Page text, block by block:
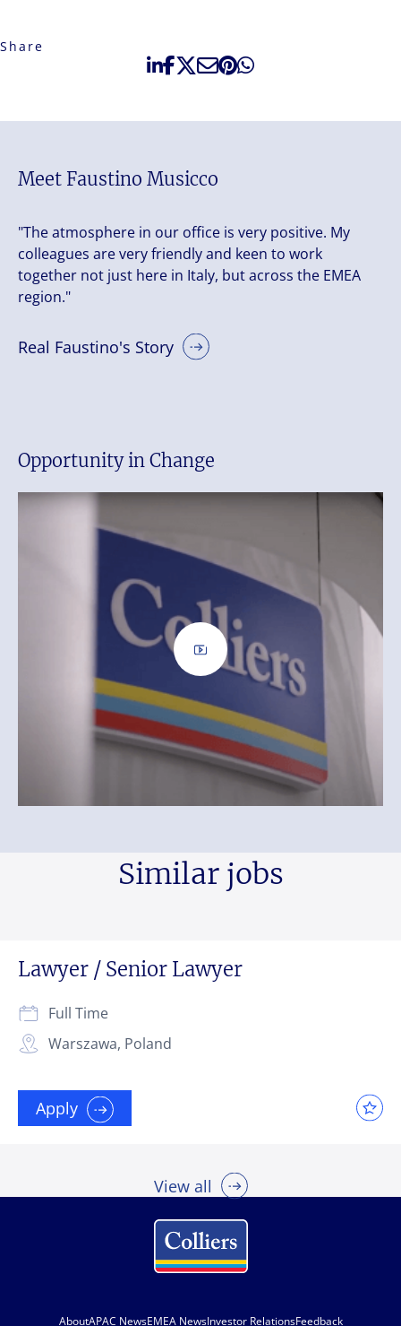
Share
Meet Faustino Musicco
"The atmosphere in our office is very positive. My
colleagues are very friendly and keen to work
together not just here in Italy, but across the EMEA
region."
Real Faustino's Story
Opportunity in Change
Similar jobs
Lawyer / Senior Lawyer
Warszawa, Poland
Full Time
Apply
View all
AboutAPAC NewsEMEA NewsInvestor RelationsFeedback